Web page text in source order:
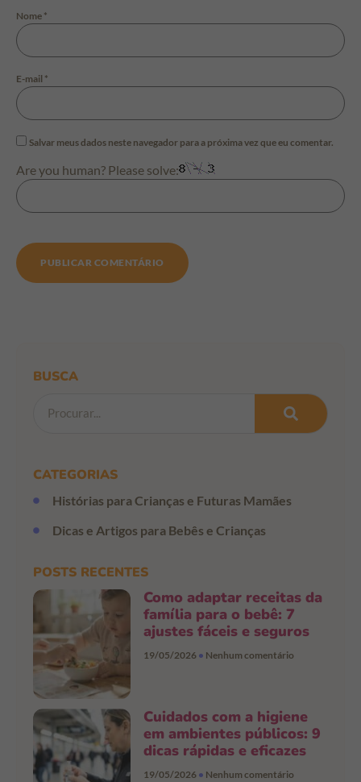
Nome *
E-mail *
Salvar meus dados neste navegador para a próxima vez que eu comentar.
Are you human? Please solve:
BUSCA
CATEGORIAS
Histórias para Crianças e Futuras Mamães
Dicas e Artigos para Bebês e Crianças
POSTS RECENTES
Como adaptar receitas da
família para o bebê: 7
ajustes fáceis e seguros
19/05/2026 Nenhum comentário
Cuidados com a higiene
em ambientes públicos: 9
dicas rápidas e eficazes
19/05/2026 Nenhum comentário